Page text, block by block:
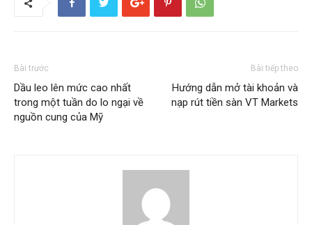
Bài trước
Dầu leo ​​lên mức cao nhất
trong một tuần do lo ngại về
nguồn cung của Mỹ
Bài tiếp theo
Hướng dẫn mở tài khoản và
nạp rút tiền sàn VT Markets